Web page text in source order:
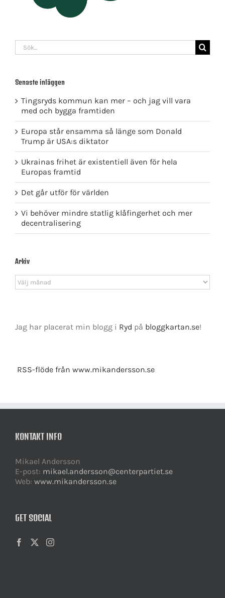
Sök
efter:
Senaste inläggen
Tingsryds kommun kan mer – och jag vill vara
med och bygga framtiden
Europa står ensamma så länge som Donald
Trump är USA:s diktator
Ukrainas frihet är existentiell även för hela
Europas framtid
Det går utför för världen
Vi behöver mindre statlig klåfingerhet och mer
decentralisering
Arkiv
Arkiv
Jag har placerat min blogg i Ryd på bloggkartan.se!
RSS-flöde från www.mikandersson.se
KONTAKT INFO
Mikael Andersson
E-post: mikael.andersson@centerpartiet.se
Web: www.mikandersson.se
GET SOCIAL